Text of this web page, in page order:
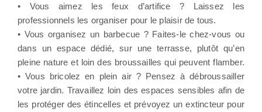
• Vous aimez les feux d’artifice ? Laissez les
professionnels les organiser pour le plaisir de tous.
• Vous organisez un barbecue ? Faites-le chez-vous ou
dans un espace dédié, sur une terrasse, plutôt qu’en
pleine nature et loin des broussailles qui peuvent flamber.
• Vous bricolez en plein air ? Pensez à débroussailler
votre jardin. Travaillez loin des espaces sensibles afin de
les protéger des étincelles et prévoyez un extincteur pour